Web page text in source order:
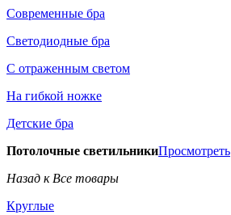
Современные бра
Светодиодные бра
С отраженным светом
На гибкой ножке
Детские бра
Потолочные светильникиПросмотреть
Назад к Все товары
Круглые